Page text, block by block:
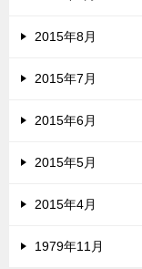
2015年8月
2015年7月
2015年6月
2015年5月
2015年4月
1979年11月